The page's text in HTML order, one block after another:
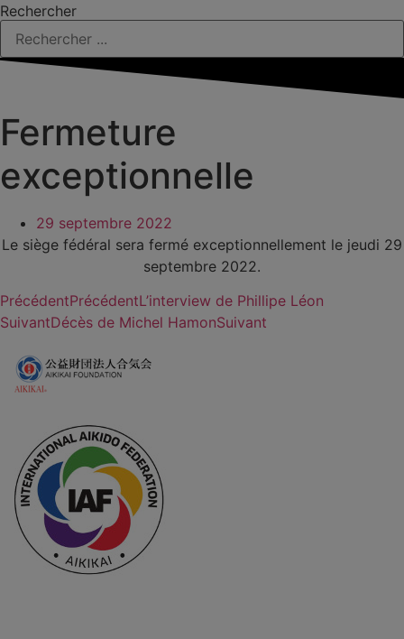
Rechercher
Fermeture
exceptionnelle
29 septembre 2022
Le siège fédéral sera fermé exceptionnellement le jeudi 29
septembre 2022.
PrécédentPrécédentL’interview de Phillipe Léon
SuivantDécès de Michel HamonSuivant